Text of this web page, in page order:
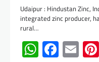
Udaipur : Hindustan Zinc,
integrated zinc producer,
rural…